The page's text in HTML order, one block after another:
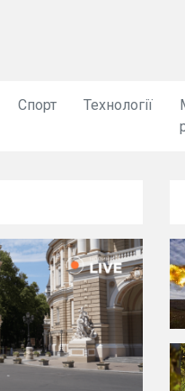
Спорт Технології